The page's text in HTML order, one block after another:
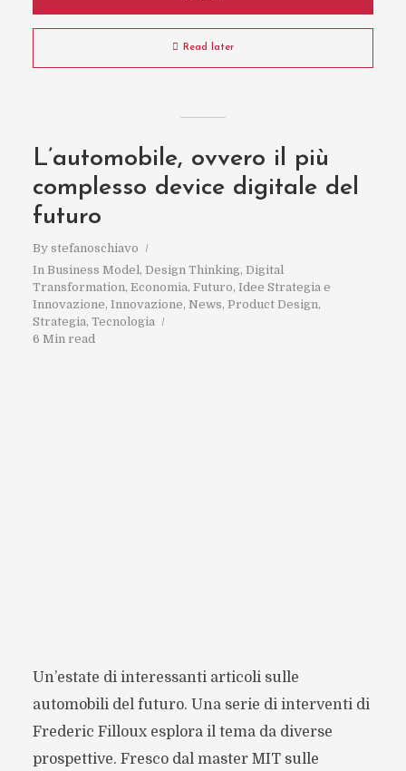
Read later
L’automobile, ovvero il più
complesso device digitale del
futuro
By stefanoschiavo
In Business Model , Design Thinking, Digital
Transformation, Economia, Futuro, Idee Strategia e
Innovazione, Innovazione, News, Product Design,
Strategia, Tecnologia
6 Min read
Un’estate di interessanti articoli sulle
automobili del futuro. Una serie di interventi di
Frederic Filloux esplora il tema da diverse
prospettive. Fresco dal master MIT sulle